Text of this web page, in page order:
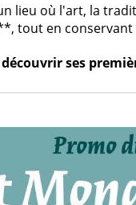
lieu où l'art, la
tout en conservant
ses